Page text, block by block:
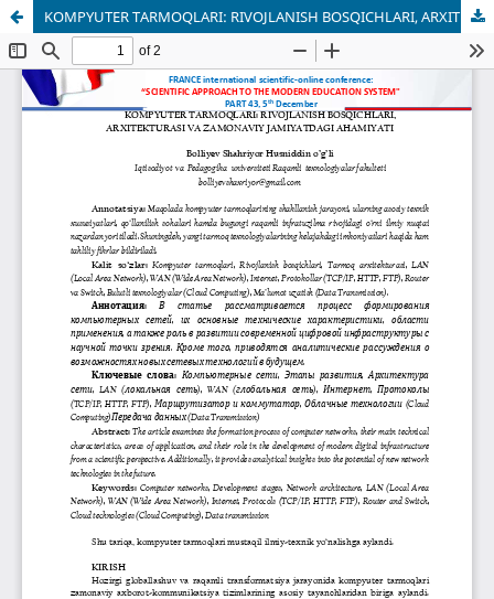
KOMPYUTER TARMOQLARI: RIVOJLANISH BOSQICHLARI, ARXITEKTURASI VA ZAMONAVIY JAMIYATDAGI AHAMIYATI